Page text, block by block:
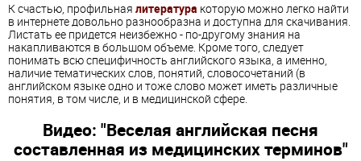
К счастью, профильная литература которую можно легко найти
в интернете довольно разнообразна и доступна для скачивания.
Листать ее придется неизбежно - по-другому знания на
накапливаются в большом объеме. Кроме того, следует
понимать всю специфичность английского языка, а именно,
наличие тематических слов, понятий, словосочетаний (в
английском языке одно и тоже слово может иметь различные
понятия, в том числе, и в медицинской сфере.
Видео: "Веселая английская песня
составленная из медицинских терминов"